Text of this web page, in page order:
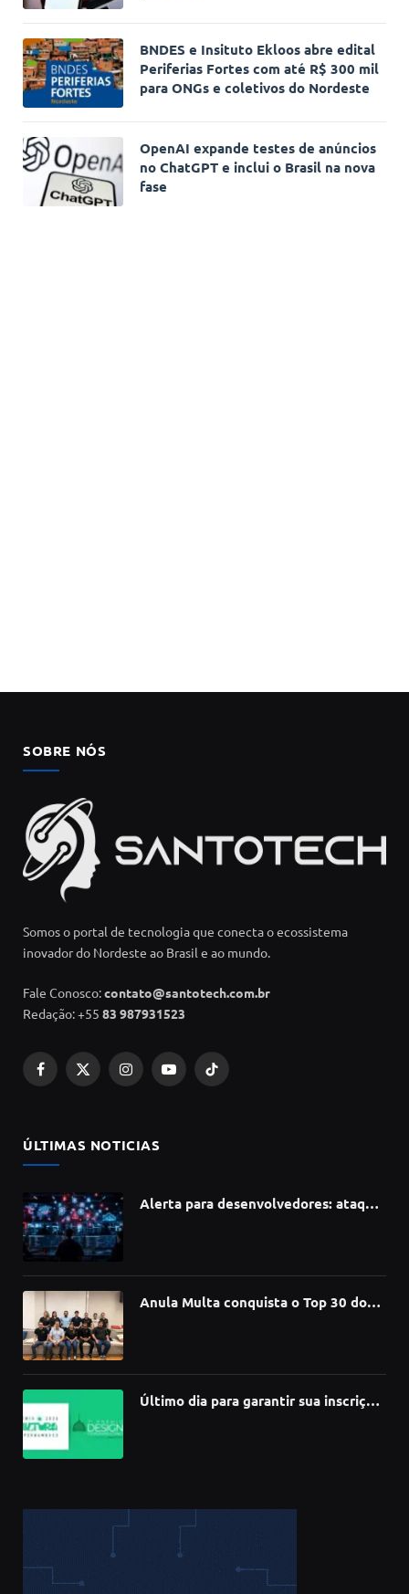
BNDES e Insituto Ekloos abre edital
Periferias Fortes com até R$ 300 mil
para ONGs e coletivos do Nordeste
OpenAI expande testes de anúncios
no ChatGPT e inclui o Brasil na nova
fase
SOBRE NÓS
Somos o portal de tecnologia que conecta o ecossistema
inovador do Nordeste ao Brasil e ao mundo.
Fale Conosco:contato@santotech.com.br
Redação: +55 83 987931523
Facebook
X
InstagramYouTubeTikTok
ÚLTIMAS NOTICIAS
Alerta para desenvolvedores: ataque
Anula Multa conquista o Top 30 do
Último dia para garantir sua inscrição